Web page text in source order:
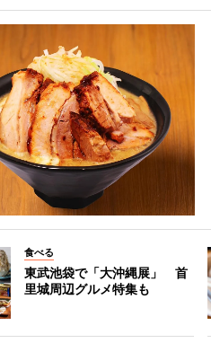
食べる
東武池袋で「大沖縄展」 首
里城周辺グルメ特集も